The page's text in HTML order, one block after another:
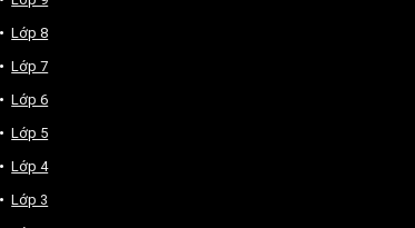
Lớp 8
Lớp 7
Lớp 6
Lớp 5
Lớp 4
Lớp 3